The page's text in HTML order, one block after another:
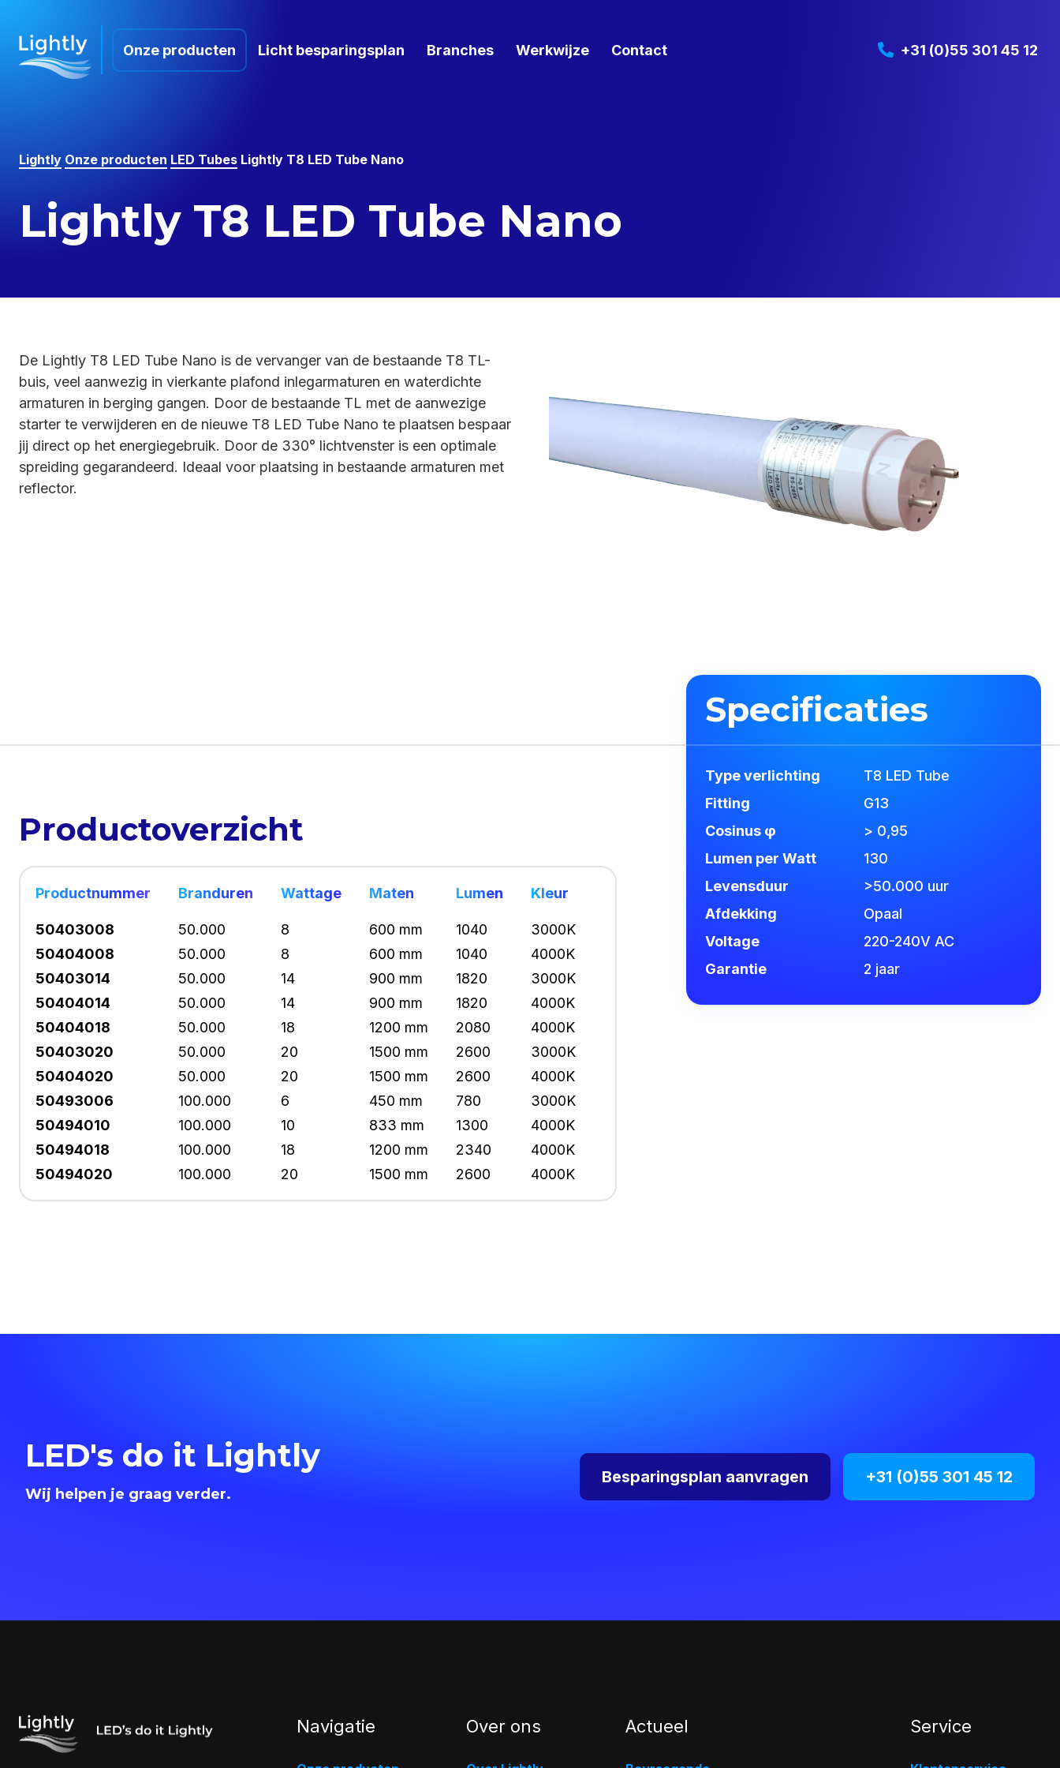
Onze producten Licht besparingsplan Branches Werkwijze Contact +31 (0)55 301 45 12
Lightly Onze producten LED Tubes Lightly T8 LED Tube Nano
Lightly T8 LED Tube Nano
De Lightly T8 LED Tube Nano is de vervanger van de bestaande T8 TL-
buis, veel aanwezig in vierkante plafond inlegarmaturen en waterdichte
armaturen in berging gangen. Door de bestaande TL met de aanwezige
starter te verwijderen en de nieuwe T8 LED Tube Nano te plaatsen bespaar
jij direct op het energiegebruik. Door de 330° lichtvenster is een optimale
spreiding gegarandeerd. Ideaal voor plaatsing in bestaande armaturen met
reflector.
Productoverzicht
Productnummer Branduren Wattage Maten Lumen Kleur
50403008 50.000 8 600 mm 1040
3000K
50404008
50.000 8 600 mm 1040
4000K
50403014
50.000 14 900 mm 1820
3000K
50404014
50.000 14 900 mm 1820
4000K
50404018
50.000 18 1200 mm 2080
4000K
50403020
50.000 20 1500 mm 2600
3000K
50404020
50.000 20 1500 mm 2600
4000K
50493006
100.000 6 450 mm 780
3000K
50494010
100.000 10 833 mm 1300
4000K
50494018
100.000 18 1200 mm 2340
4000K
50494020
100.000 20 1500 mm 2600 4000K
Specificaties
Type verlichting
T8 LED Tube
Fitting
G13
Cosinus φ
> 0,95
Lumen per Watt
130
Levensduur
>50.000 uur
Afdekking
Opaal
Voltage
220-240V AC
Garantie
2 jaar
LED's do it Lightly
Wij helpen je graag verder.
Besparingsplan aanvragen +31 (0)55 301 45 12
Navigatie Over ons Actueel Service